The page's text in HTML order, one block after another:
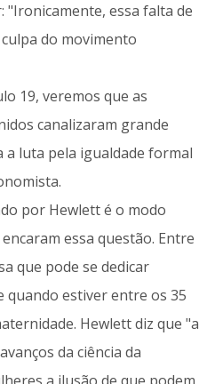
essa falta de
do movimento
19, veremos que as
canalizaram grande
luta pela igualdade formal
por Hewlett é o modo
essa questão. Entre
que pode se dedicar
estiver entre os 35
Hewlett diz que "a
da ciência da